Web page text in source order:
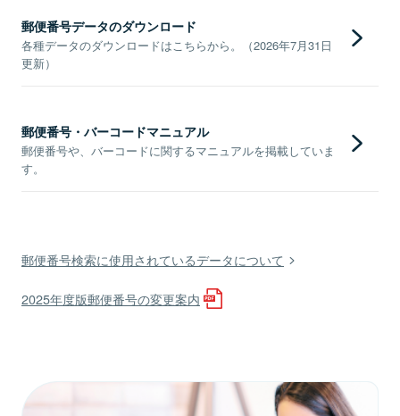
郵便番号データのダウンロード
各種データのダウンロードはこちらから。（2026年7月31日
更新）
郵便番号・バーコードマニュアル
郵便番号や、バーコードに関するマニュアルを掲載していま
す。
郵便番号検索に使用されているデータについて
2025年度版郵便番号の変更案内